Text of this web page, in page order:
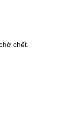
chết.